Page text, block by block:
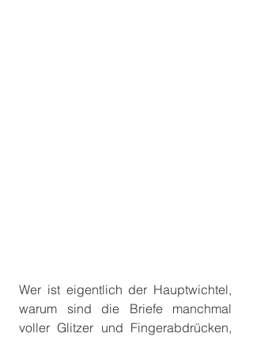
Wer ist eigentlich der Hauptwichtel,
warum sind die Briefe manchmal
voller Glitzer und Fingerabdrücken,